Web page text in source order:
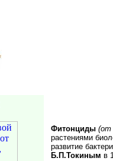
Фитонциды (от
растениями
развитие
Б.П.Токиным в